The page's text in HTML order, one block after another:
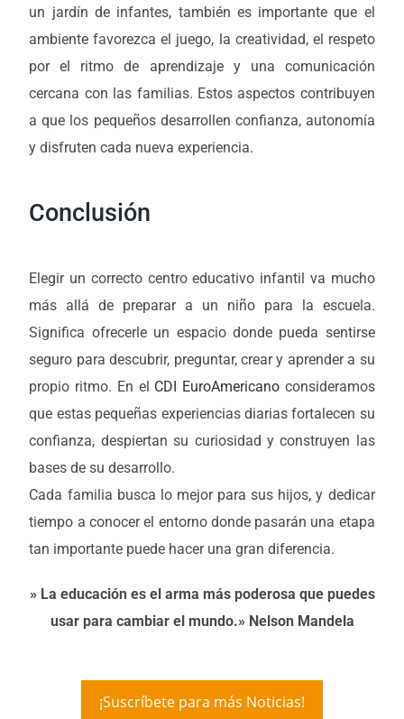
un jardín de infantes, también es importante que el
ambiente favorezca el juego, la creatividad, el respeto
por el ritmo de aprendizaje y una comunicación
cercana con las familias. Estos aspectos contribuyen
a que los pequeños desarrollen confianza, autonomía
y disfruten cada nueva experiencia.
Conclusión
Elegir un correcto centro educativo infantil va mucho
más allá de preparar a un niño para la escuela.
Significa ofrecerle un espacio donde pueda sentirse
seguro para descubrir, preguntar, crear y aprender a su
propio ritmo. En el CDI EuroAmericanoconsideramos
que estas pequeñas experiencias diarias fortalecen su
confianza, despiertan su curiosidad y construyen las
bases de su desarrollo.
Cada familia busca lo mejor para sus hijos, y dedicar
tiempo a conocer el entorno donde pasarán una etapa
tan importante puede hacer una gran diferencia.
» La educación es el arma más poderosa que puedes
usar para cambiar el mundo.» Nelson Mandela
¡Suscríbete para más Noticias!